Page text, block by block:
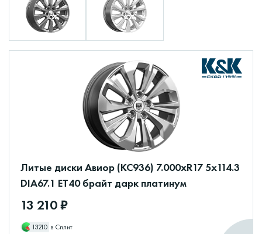
Литые диски Авиор (КС936) 7.000xR17 5x114.3
DIA67.1 ET40 брайт дарк платинум
13 210 ₽
13210 в Сплит